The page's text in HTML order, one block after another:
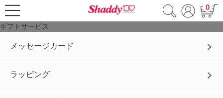
0
ギフトサービス
メッセージカード
ラッピング